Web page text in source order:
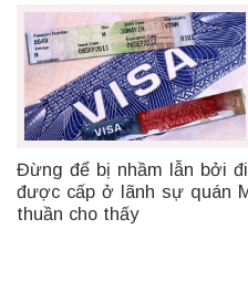
Đừng để bị nhầm lẫn bởi
được cấp ở lãnh sự quán
thuần cho thấy